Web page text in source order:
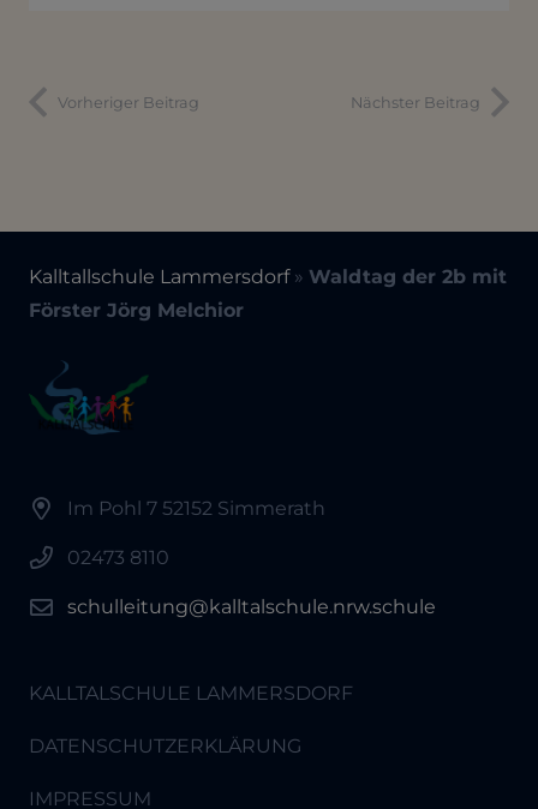
Vorheriger Beitrag Nächster Beitrag
Kalltallschule Lammersdorf» Waldtag der 2b mit
Förster Jörg Melchior
Im Pohl 7 52152 Simmerath
02473 8110
schulleitung@kalltalschule.nrw.schule
KALLTALSCHULE LAMMERSDORF
DATENSCHUTZERKLÄRUNG
IMPRESSUM